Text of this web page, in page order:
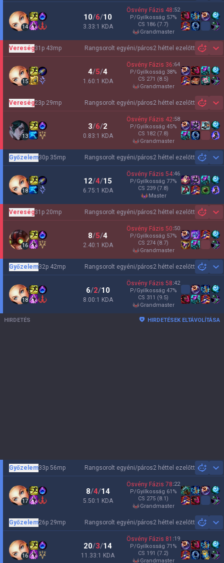
14
10/6/10
3.33:1 KDA
Ösvény Fázis 48:52
P/Gyilkosság 57%
CS 186 (7.7)
grandmaster
Rangsorolt egyéni/páros2 héttel ezelőtt
Vereség31p 43mp
15
4/5/4
1.60:1 KDA
Ösvény Fázis 36:64
P/Gyilkosság 38%
CS 271 (8.5)
grandmaster
Rangsorolt egyéni/páros2 héttel ezelőtt
Vereség23p 29mp
13
3/6/2
0.83:1 KDA
Ösvény Fázis 42:58
P/Gyilkosság 45%
CS 182 (7.8)
grandmaster
Rangsorolt egyéni/páros2 héttel ezelőtt
Győzelem30p 35mp
18
12/4/15
6.75:1 KDA
Ösvény Fázis 54:46
P/Gyilkosság 77%
CS 239 (7.8)
master
Rangsorolt egyéni/páros2 héttel ezelőtt
Vereség31p 20mp
16
8/5/4
2.40:1 KDA
Ösvény Fázis 50:50
P/Gyilkosság 57%
CS 274 (8.7)
grandmaster
Rangsorolt egyéni/páros2 héttel ezelőtt
Győzelem32p 42mp
18
6/2/10
8.00:1 KDA
Ösvény Fázis 58:42
P/Gyilkosság 47%
CS 311 (9.5)
grandmaster
HIRDETÉS HIRDETÉSEK ELTÁVOLÍTÁSA
Rangsorolt egyéni/páros2 héttel ezelőtt
Győzelem33p 56mp
17
8/4/14
5.50:1 KDA
Ösvény Fázis 78:22
P/Gyilkosság 61 %
CS 275 (8.1)
grandmaster
Rangsorolt egyéni/páros2 héttel ezelőtt
Győzelem26p 29mp
16
20/3/14
11.33:1 KDA
Ösvény Fázis 81 :19
P/Gyilkosság 71 %
CS 191 (7.2)
grandmaster